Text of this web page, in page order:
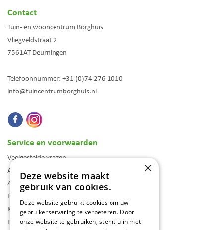
Contact
Tuin- en wooncentrum Borghuis
Vliegveldstraat 2
7561AT Deurningen
Telefoonnummer: +31 (0)74 276 1010
info@tuincentrumborghuis.nl
Service en voorwaarden
Veelgestelde vragen
Algemene voorwaarden
Assortiment
Folder
Klantenkaart
Blog
×
Deze website maakt
gebruik van cookies.
Deze website gebruikt cookies om uw
gebruikerservaring te verbeteren. Door
onze website te gebruiken, stemt u in met